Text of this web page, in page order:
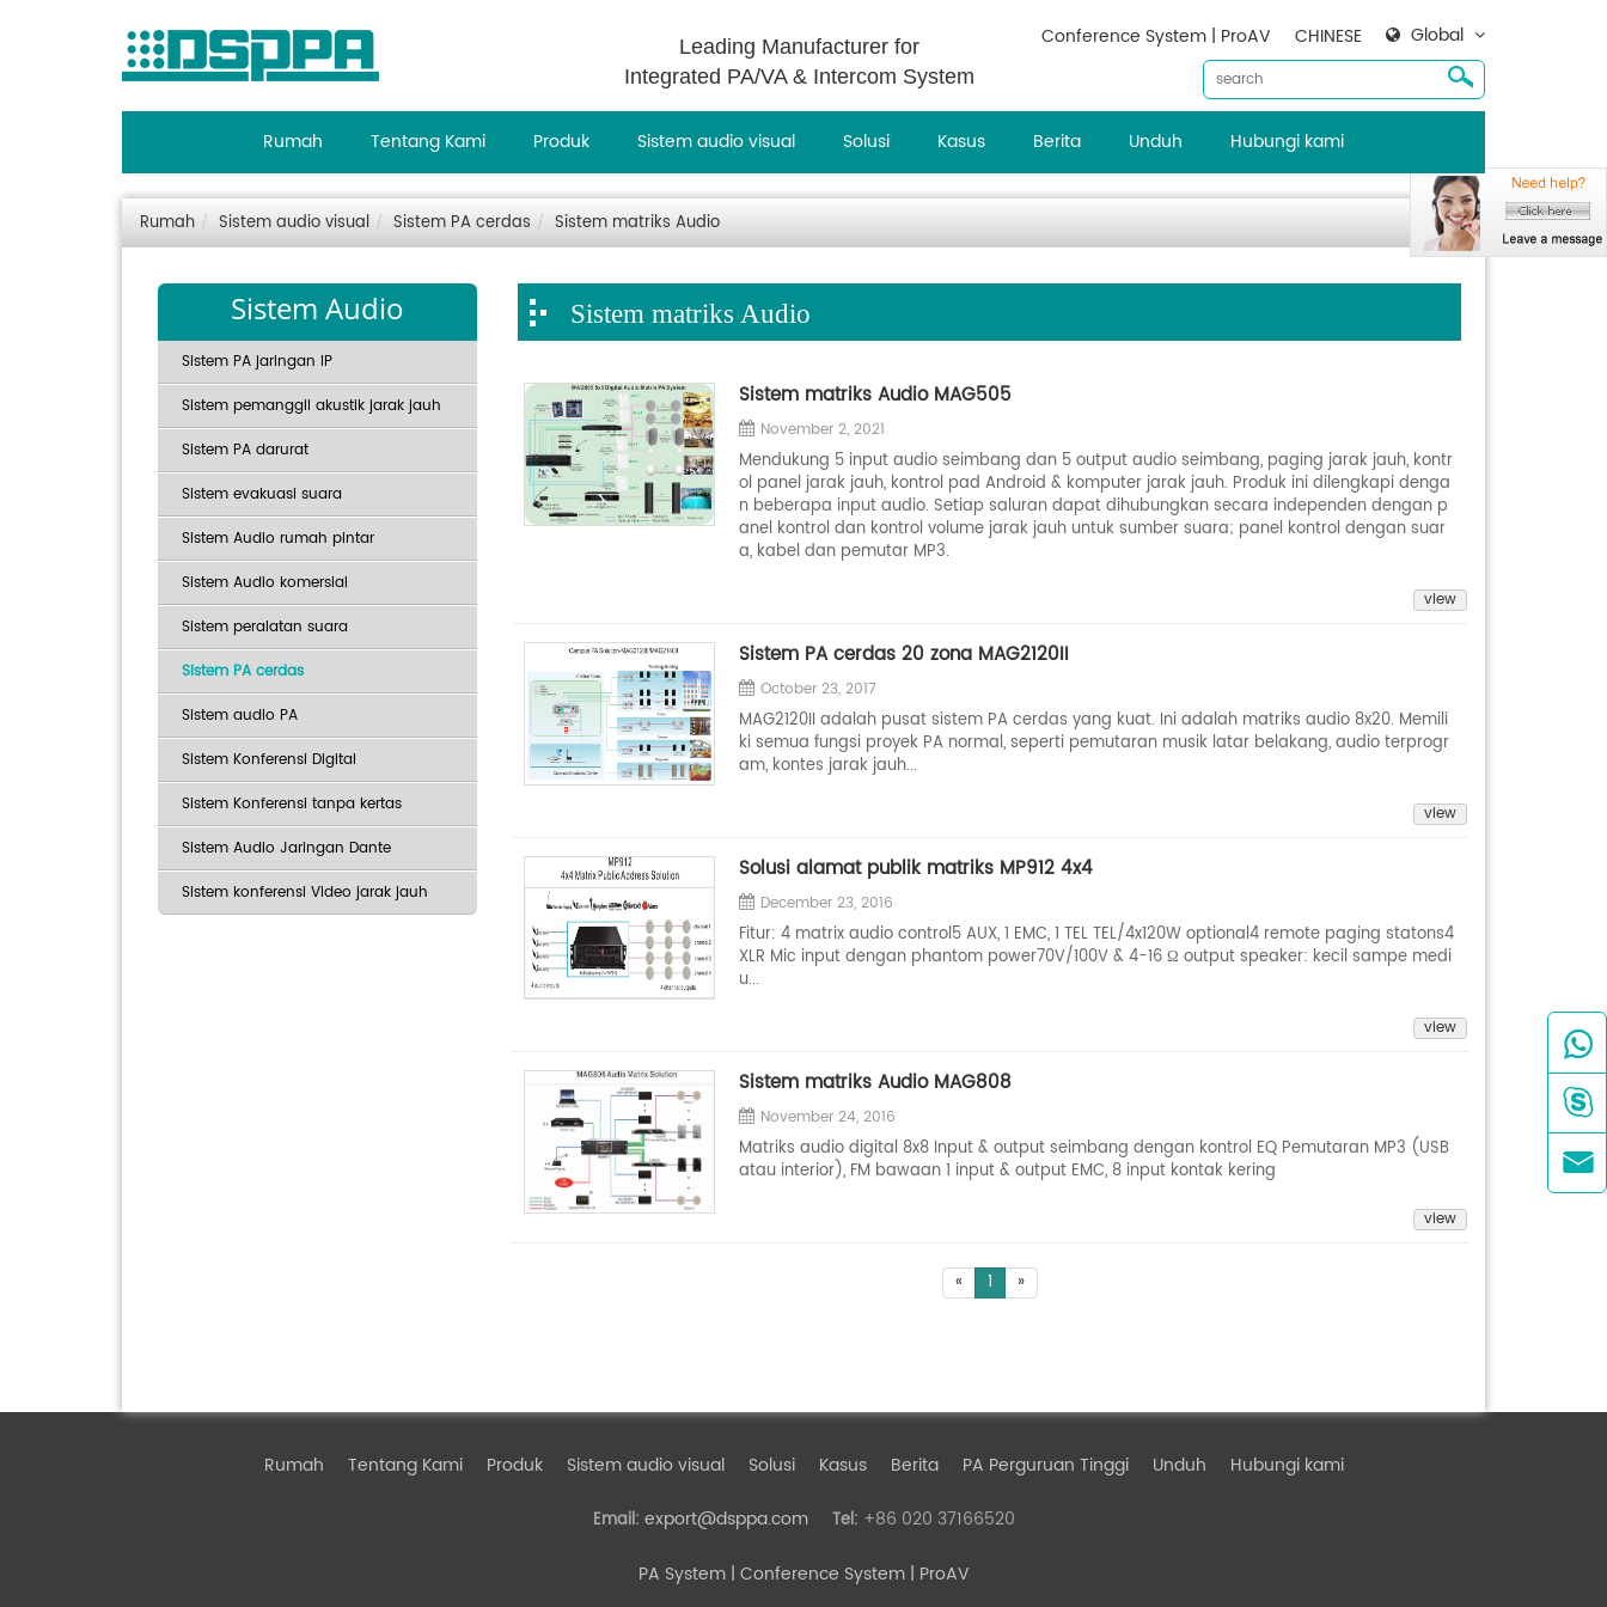
Leading Manufacturer for
Integrated PA/VA & Intercom System
Global
CHINESE
Conference System | ProAV
Rumah Tentang Kami Produk Sistem audio visual Solusi Kasus Berita Unduh Hubungi kami
Rumah Sistem audio visual Sistem PA cerdas Sistem matriks Audio
Sistem Audio
Sistem PA jaringan IP
Sistem pemanggil akustik jarak jauh
Sistem PA darurat
Sistem evakuasi suara
Sistem Audio rumah pintar
Sistem Audio komersial
Sistem peralatan suara
Sistem PA cerdas
Sistem audio PA
Sistem Konferensi Digital
Sistem Konferensi tanpa kertas
Sistem Audio Jaringan Dante
Sistem konferensi Video jarak jauh
Sistem matriks Audio
Sistem matriks Audio MAG505
November 2, 2021
Mendukung 5 input audio seimbang dan 5 output audio seimbang, paging jarak jauh, kontr
ol panel jarak jauh, kontrol pad Android & komputer jarak jauh. Produk ini dilengkapi denga
n beberapa input audio. Setiap saluran dapat dihubungkan secara independen dengan p
anel kontrol dan kontrol volume jarak jauh untuk sumber suara; panel kontrol dengan suar
a, kabel dan pemutar MP3.
view
Sistem PA cerdas 20 zona MAG2120II
October 23, 2017
MAG2120II adalah pusat sistem PA cerdas yang kuat. Ini adalah matriks audio 8x20. Memili
ki semua fungsi proyek PA normal, seperti pemutaran musik latar belakang, audio terprogr
am, kontes jarak jauh...
view
Solusi alamat publik matriks MP912 4x4
December 23, 2016
Fitur: 4 matrix audio control5 AUX, 1 EMC, 1 TEL TEL/4x120W optional4 remote paging statons4
XLR Mic input dengan phantom power70V/100V & 4-16 Ω output speaker: kecil sampe medi
u...
view
Sistem matriks Audio MAG808
November 24, 2016
Matriks audio digital 8x8 Input & output seimbang dengan kontrol EQ Pemutaran MP3 (USB
atau interior), FM bawaan 1 input & output EMC, 8 input kontak kering
view
« 1 »
Rumah Tentang Kami Produk Sistem audio visual Solusi Kasus Berita PA Perguruan Tinggi Unduh Hubungi kami
Email: export@dsppa.com Tel: +86 020 37166520
PA System| Conference System | ProAV


